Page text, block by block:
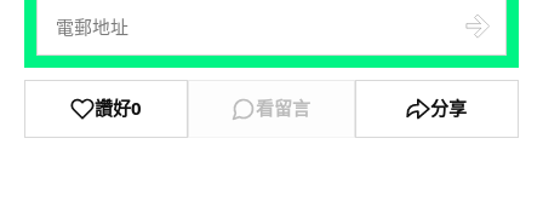
讚好0 看留言 分享